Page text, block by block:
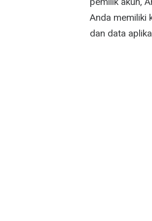
Anda memiliki
dan data